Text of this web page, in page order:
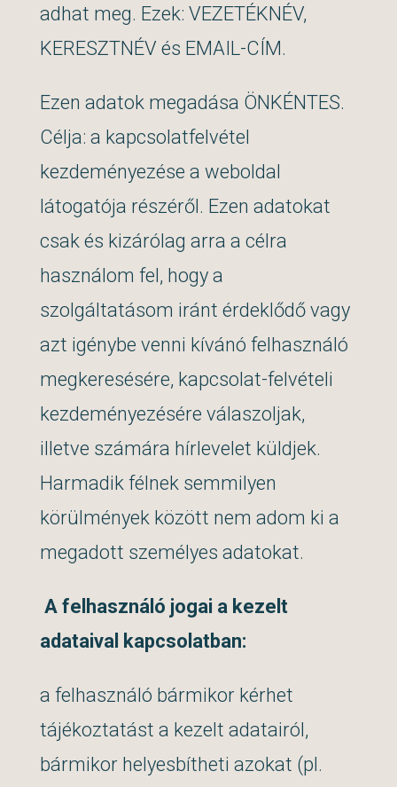
adhat meg. Ezek: VEZETÉKNÉV,
KERESZTNÉV és EMAIL-CÍM.
Ezen adatok megadása ÖNKÉNTES.
Célja: a kapcsolatfelvétel
kezdeményezése a weboldal
látogatója részéről. Ezen adatokat
csak és kizárólag arra a célra
használom fel, hogy a
szolgáltatásom iránt érdeklődő vagy
azt igénybe venni kívánó felhasználó
megkeresésére, kapcsolat-felvételi
kezdeményezésére válaszoljak,
illetve számára hírlevelet küldjek.
Harmadik félnek semmilyen
körülmények között nem adom ki a
megadott személyes adatokat.
A felhasználó jogai a kezelt
adataival kapcsolatban:
a felhasználó bármikor kérhet
tájékoztatást a kezelt adatairól,
bármikor helyesbítheti azokat (pl.